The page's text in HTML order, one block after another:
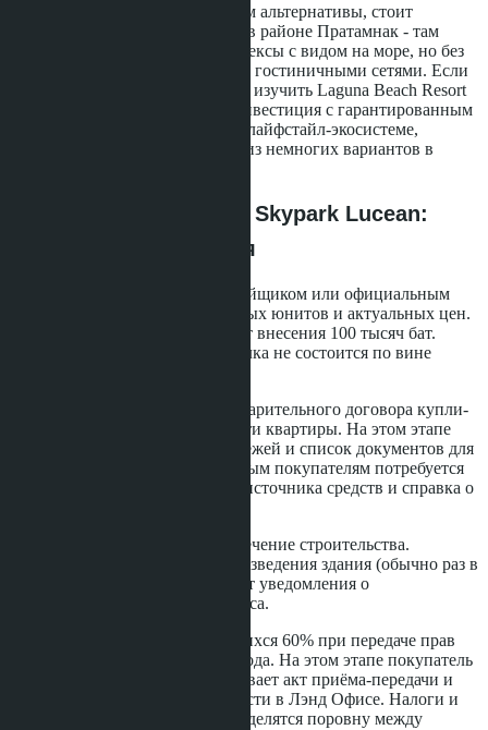
Покупателям, рассматривающим альтернативы, стоит
обратить внимание на проекты в районе Пратамнак - там
также строятся высотные комплексы с видом на море, но без
партнёрства с международными гостиничными сетями. Если
приоритет - доступность, лучше изучить Laguna Beach Resort
или Paradise Park. Если цель - инвестиция с гарантированным
доходом и доступ к глобальной лайфстайл-экосистеме,
Skypark Lucean остаётся одним из немногих вариантов в
Как купить квартиру в Skypark Lucean:
пошаговая инструкция
Первый шаг - связаться с застройщиком или официальным
агентом для уточнения доступных юнитов и актуальных цен.
Бронирование квартиры требует внесения 100 тысяч бат.
Деньги возвращаются, если сделка не состоится по вине
Второй шаг - подписание предварительного договора купли-
продажи и оплата 20% стоимости квартиры. На этом этапе
покупатель получает план платежей и список документов для
оформления сделки. Иностранным покупателям потребуется
загранпаспорт, подтверждение источника средств и справка о
Третий шаг - рассрочка 20% в течение строительства.
Платежи привязаны к этапам возведения здания (обычно раз в
квартал). Застройщик присылает уведомления о
необходимости очередного взноса.
Четвёртый шаг - оплата оставшихся 60% при передаче прав
собственности в декабре 2028 года. На этом этапе покупатель
осматривает квартиру, подписывает акт приёма-передачи и
регистрирует право собственности в Лэнд Офисе. Налоги и
сборы (около 2% от стоимости) делятся поровну между